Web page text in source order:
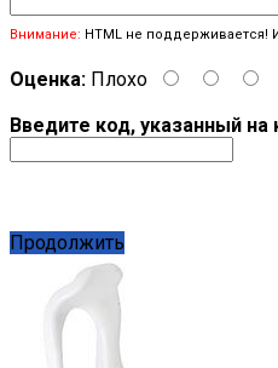
Внимание: HTML не поддерживается!
Оценка: Плохо
Введите код, указанный на
Продолжить